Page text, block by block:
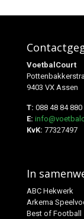
VoetbalCourt
9403 VX Assen
T: 088 48 84 880
E:
KvK: 77327497
In
ABC Hekwerk
Arkema
Best of Football